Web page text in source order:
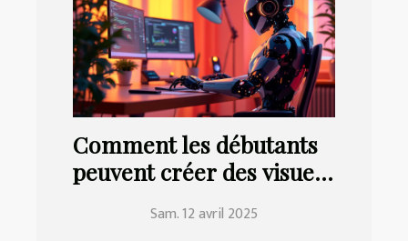
Comment les débutants
peuvent créer des visuels
Sam. 12 avril 2025